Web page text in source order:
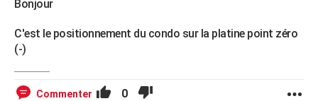
Bonjour
C'est le positionnement du condo sur la platine point zéro
(-)
Commenter 0